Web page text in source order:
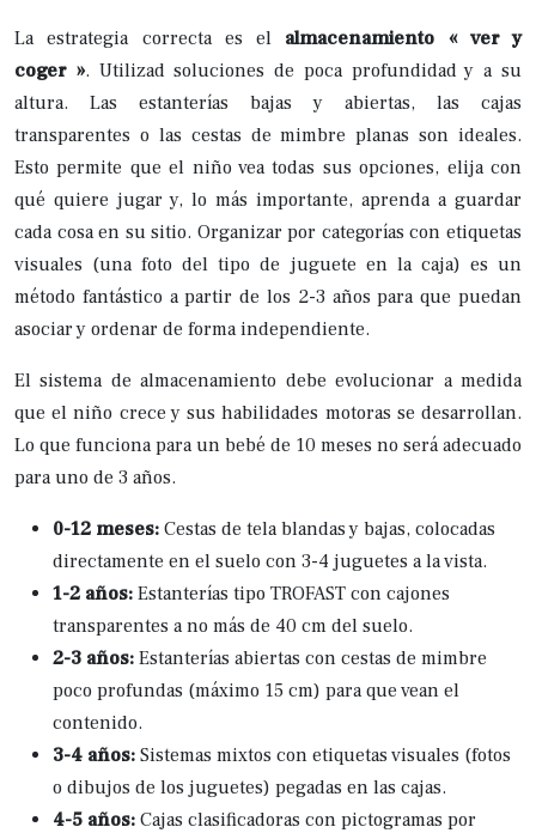
La estrategia correcta es el almacenamiento « ver y
coger ». Utilizad soluciones de poca profundidad y a su
altura. Las estanterías bajas y abiertas, las cajas
transparentes o las cestas de mimbre planas son ideales.
Esto permite que el niño vea todas sus opciones, elija con
qué quiere jugar y, lo más importante, aprenda a guardar
cada cosa en su sitio. Organizar por categorías con etiquetas
visuales (una foto del tipo de juguete en la caja) es un
método fantástico a partir de los 2-3 años para que puedan
asociar y ordenar de forma independiente.
El sistema de almacenamiento debe evolucionar a medida
que el niño crece y sus habilidades motoras se desarrollan.
Lo que funciona para un bebé de 10 meses no será adecuado
para uno de 3 años.
0-12 meses: Cestas de tela blandas y bajas, colocadas
directamente en el suelo con 3-4 juguetes a la vista.
1-2 años: Estanterías tipo TROFAST con cajones
transparentes a no más de 40 cm del suelo.
2-3 años: Estanterías abiertas con cestas de mimbre
poco profundas (máximo 15 cm) para que vean el
contenido.
3-4 años: Sistemas mixtos con etiquetas visuales (fotos
o dibujos de los juguetes) pegadas en las cajas.
4-5 años: Cajas clasificadoras con pictogramas por